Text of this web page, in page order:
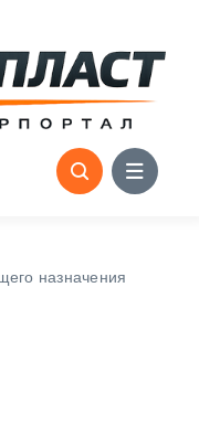
назначения